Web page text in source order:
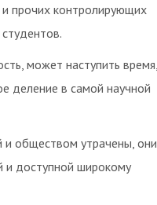
прочих контролирующих
может наступить время,
деление в самой научной
и обществом утрачены, они
и доступной широкому